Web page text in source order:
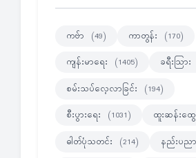
ကဗ်ာ (49) ကာတွန်း (170)
ကျန်းမာရေး (1405) ခရီးသြား
စမ်းသပ်လေ့လာခြင်း (194)
စီးပွားရေး (1031) ထူးဆန်းထွ
ဓါတ်ပုံသတင်း (214) နည်းပညာ